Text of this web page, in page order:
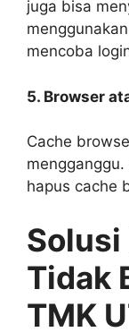
juga bisa
mencoba
5. Browser
Cache
hapus cache
Solusi
Tidak
TMK